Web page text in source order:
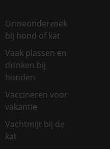
Urineonderzoek
bij hond of kat
Vaak plassen en
drinken bij
honden
Vaccineren voor
vakantie
Vachtmijt bij de
kat